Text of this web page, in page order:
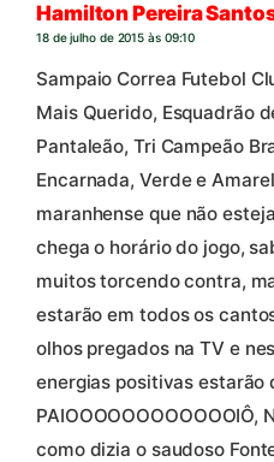
Hamilton Pereira
18 de julho de 2015 às 09:10
Sampaio Correa Futebol
Mais Querido, Esquadrão
Pantaleão, Tri Campeão
Encarnada, Verde e
maranhense que não
chega o horário do jogo,
muitos torcendo contra,
estarão em todos os
olhos pregados na TV e
energias positivas estarão
PAIOOOOOOOOOOOOIÔ,
como dizia o saudoso